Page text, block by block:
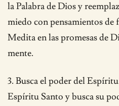
la Palabra de Dios y
miedo con pensamientos de
Medita en las promesas de
mente.
3. Busca el poder del
Espíritu Santo y busca su